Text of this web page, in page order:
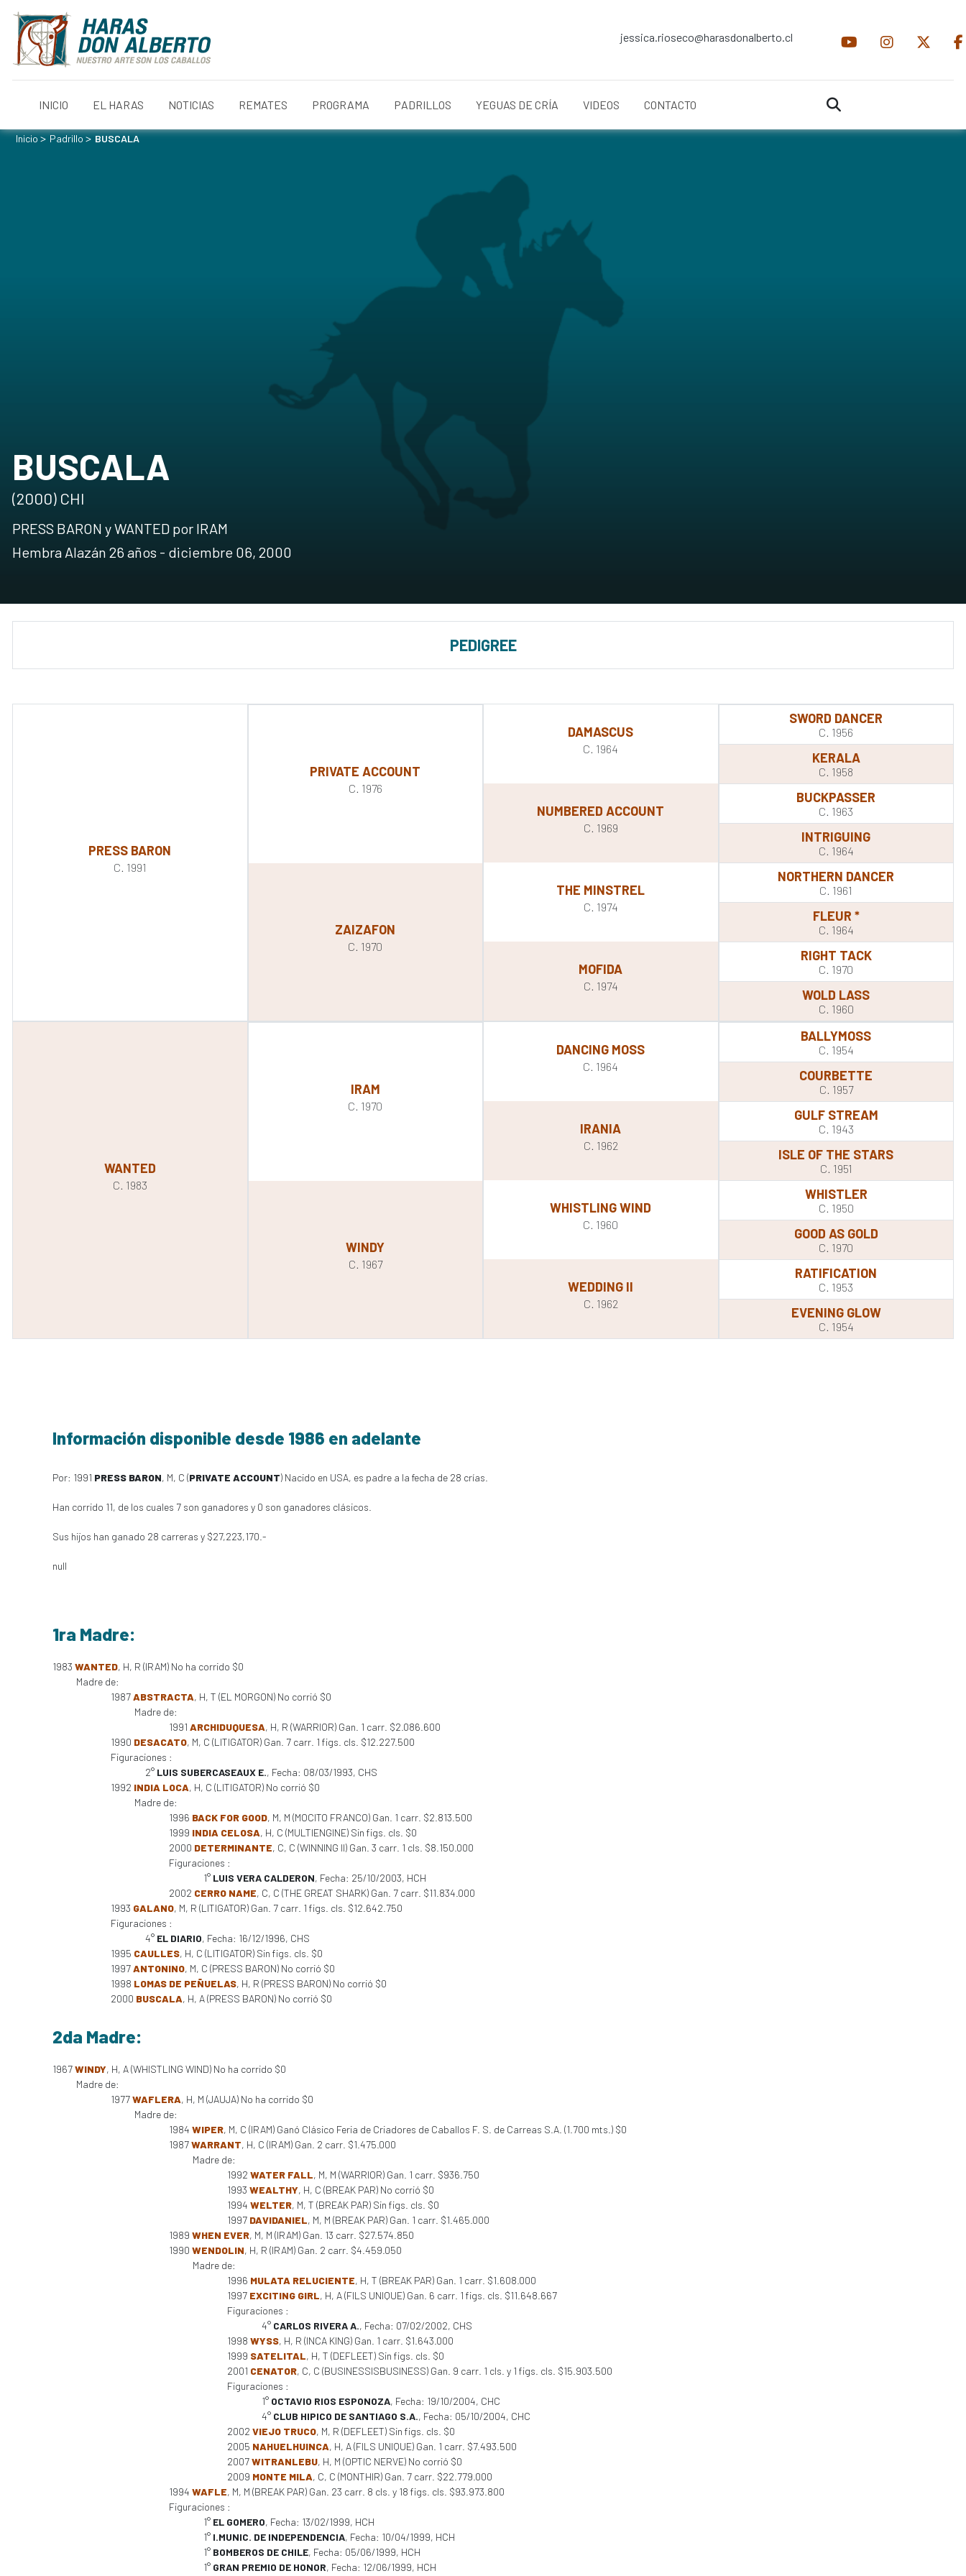
jessica.rioseco@harasdonalberto.cl
INICIO EL HARAS NOTICIAS REMATES PROGRAMA PADRILLOS YEGUAS DE CRÍA VIDEOS CONTACTO
Inicio> Padrillo> BUSCALA
BUSCALA
(2000) CHI
PRESS BARON y WANTED por IRAM
Hembra Alazán 26 años - diciembre 06, 2000
PEDIGREE
PRESS BARON
C. 1991
PRIVATE ACCOUNT
C. 1976
ZAIZAFON
C. 1970
DAMASCUS
C. 1964
NUMBERED ACCOUNT
C. 1969
THE MINSTREL
C. 1974
MOFIDA
C. 1974
SWORD DANCER
C. 1956
KERALA
C. 1958
BUCKPASSER
C. 1963
INTRIGUING
C. 1964
NORTHERN DANCER
C. 1961
FLEUR *
C. 1964
RIGHT TACK
C. 1970
WOLD LASS
C. 1960
WANTED
C. 1983
IRAM
C. 1970
WINDY
C. 1967
DANCING MOSS
C. 1964
IRANIA
C. 1962
WHISTLING WIND
C. 1960
WEDDING II
C. 1962
BALLYMOSS
C. 1954
COURBETTE
C. 1957
GULF STREAM
C. 1943
ISLE OF THE STARS
C. 1951
WHISTLER
C. 1950
GOOD AS GOLD
C. 1970
RATIFICATION
C. 1953
EVENING GLOW
C. 1954
Información disponible desde 1986 en adelante
Por: 1991 PRESS BARON, M, C (PRIVATE ACCOUNT) Nacido en USA, es padre a la fecha de 28 crías.
Han corrido 11, de los cuales 7 son ganadores y 0 son ganadores clásicos.
Sus hijos han ganado 28 carreras y $27,223,170.-
null
1ra Madre:
1983 WANTED, H, R (IRAM) No ha corrido $0
Madre de:
1987ABSTRACTA, H, T (EL MORGON) No corrió $0
Madre de:
1991 ARCHIDUQUESA, H, R (WARRIOR) Gan. 1 carr. $2.086.600
1990 DESACATO, M, C (LITIGATOR) Gan. 7 carr. 1 figs. cls. $12.227.500
Figuraciones :
2° LUIS SUBERCASEAUX E., Fecha: 08/03/1993, CHS
1992 INDIA LOCA, H, C (LITIGATOR) No corrió $0
Madre de:
1996 BACK FOR GOOD, M, M (MOCITO FRANCO) Gan. 1 carr. $2.813.500
1999 INDIA CELOSA, H, C (MULTIENGINE) Sin figs. cls. $0
2000 DETERMINANTE, C, C (WINNING II) Gan. 3 carr. 1 cls. $8.150.000
Figuraciones :
1° LUIS VERA CALDERON, Fecha: 25/10/2003, HCH
2002 CERRO NAME, C, C (THE GREAT SHARK) Gan. 7 carr. $11.834.000
1993 GALANO, M, R (LITIGATOR) Gan. 7 carr. 1 figs. cls. $12.642.750
Figuraciones :
4° EL DIARIO, Fecha: 16/12/1996, CHS
1995 CAULLES, H, C (LITIGATOR) Sin figs. cls. $0
1997ANTONINO, M, C (PRESS BARON) No corrió $0
1998 LOMAS DE PEÑUELAS, H, R (PRESS BARON) No corrió $0
2000 BUSCALA, H, A (PRESS BARON) No corrió $0
2da Madre:
1967WINDY, H, A (WHISTLING WIND) No ha corrido $0
Madre de:
1977WAFLERA, H, M (JAUJA) No ha corrido $0
Madre de:
1984 WIPER, M, C (IRAM) Ganó Clásico Feria de Criadores de Caballos F. S. de Carreas S.A. (1.700 mts.) $0
1987WARRANT, H, C (IRAM) Gan. 2 carr. $1.475.000
Madre de:
1992 WATER FALL, M, M (WARRIOR) Gan. 1 carr. $936.750
1993 WEALTHY, H, C (BREAK PAR) No corrió $0
1994 WELTER, M, T (BREAK PAR) Sin figs. cls. $0
1997 DAVIDANIEL, M, M (BREAK PAR) Gan. 1 carr. $1.465.000
1989 WHEN EVER, M, M (IRAM) Gan. 13 carr. $27.574.850
1990 WENDOLIN, H, R (IRAM) Gan. 2 carr. $4.459.050
Madre de:
1996 MULATA RELUCIENTE, H, T (BREAK PAR) Gan. 1 carr. $1.608.000
1997 EXCITING GIRL, H, A (FILS UNIQUE) Gan. 6 carr. 1 figs. cls. $11.648.667
Figuraciones :
4° CARLOS RIVERA A., Fecha: 07/02/2002, CHS
1998 WYSS, H, R (INCA KING) Gan. 1 carr. $1.643.000
1999 SATELITAL, H, T (DEFLEET) Sin figs. cls. $0
2001 CENATOR, C, C (BUSINESSISBUSINESS) Gan. 9 carr. 1 cls. y 1 figs. cls. $15.903.500
Figuraciones :
1° OCTAVIO RIOS ESPONOZA, Fecha: 19/10/2004, CHC
4° CLUB HIPICO DE SANTIAGO S.A., Fecha: 05/10/2004, CHC
2002 VIEJO TRUCO, M, R (DEFLEET) Sin figs. cls. $0
2005 NAHUELHUINCA, H, A (FILS UNIQUE) Gan. 1 carr. $7.493.500
2007WITRANLEBU, H, M (OPTIC NERVE) No corrió $0
2009 MONTE MILA, C, C (MONTHIR) Gan. 7 carr. $22.779.000
1994 WAFLE, M, M (BREAK PAR) Gan. 23 carr. 8 cls. y 18 figs. cls. $93.973.800
Figuraciones :
1° EL GOMERO, Fecha: 13/02/1999, HCH
1° I.MUNIC. DE INDEPENDENCIA, Fecha: 10/04/1999, HCH
1° BOMBEROS DE CHILE, Fecha: 05/06/1999, HCH
1° GRAN PREMIO DE HONOR, Fecha: 12/06/1999, HCH